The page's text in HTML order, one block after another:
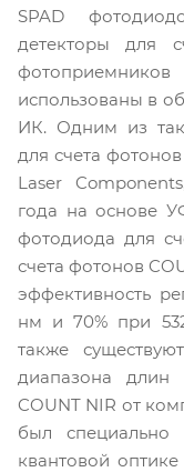
SPAD
детекторы для
использованы в
ИК. Одним из
для счета
Laser
года на основе
фотодиода для
счета фотонов
эффективность
нм и 70% при
также
диапазона
COUNT NIR от
был специально
квантовой